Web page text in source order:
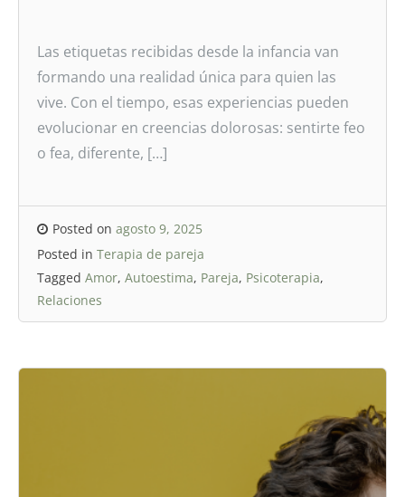
Las etiquetas recibidas desde la infancia van
formando una realidad única para quien las
vive. Con el tiempo, esas experiencias pueden
evolucionar en creencias dolorosas: sentirte feo
o fea, diferente, […]
Posted on agosto 9, 2025
Posted in Terapia de pareja
Tagged Amor, Autoestima, Pareja, Psicoterapia,
Relaciones